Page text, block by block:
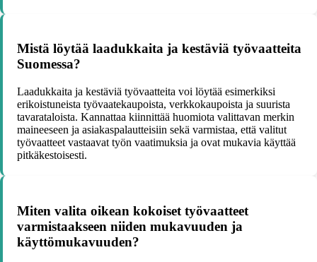
Mistä löytää laadukkaita ja kestäviä työvaatteita
Suomessa?
Laadukkaita ja kestäviä työvaatteita voi löytää esimerkiksi
erikoistuneista työvaatekaupoista, verkkokaupoista ja suurista
tavarataloista. Kannattaa kiinnittää huomiota valittavan merkin
maineeseen ja asiakaspalautteisiin sekä varmistaa, että valitut
työvaatteet vastaavat työn vaatimuksia ja ovat mukavia käyttää
pitkäkestoisesti.
Miten valita oikean kokoiset työvaatteet
varmistaakseen niiden mukavuuden ja
käyttömukavuuden?